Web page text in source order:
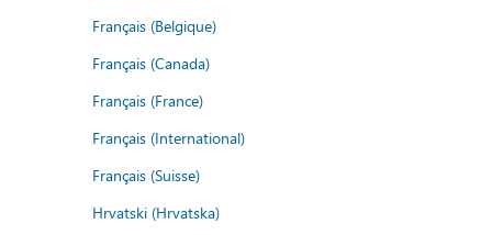
Français (Belgique)
Français (Canada)
Français (France)
Français (International)
Français (Suisse)
Hrvatski (Hrvatska)